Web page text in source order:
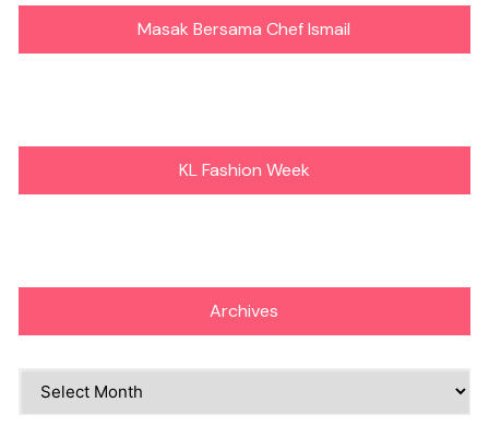
Masak Bersama Chef Ismail
KL Fashion Week
Archives
Archives